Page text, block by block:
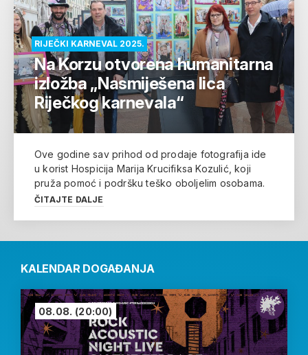
RIJEČKI KARNEVAL 2025.
Na Korzu otvorena humanitarna
izložba „Nasmiješena lica
Riječkog karnevala“
Ove godine sav prihod od prodaje fotografija ide
u korist Hospicija Marija Krucifiksa Kozulić, koji
pruža pomoć i podršku teško oboljelim osobama.
ČITAJTE DALJE
KALENDAR DOGAĐANJA
08.08. (20:00)